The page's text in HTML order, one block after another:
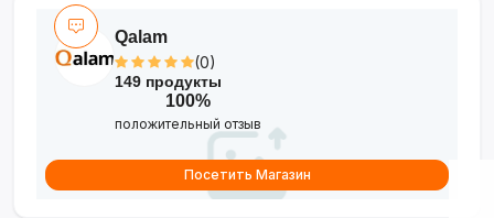
Qalam
(0)
149 продукты
100%
положительный отзыв
Посетить Магазин